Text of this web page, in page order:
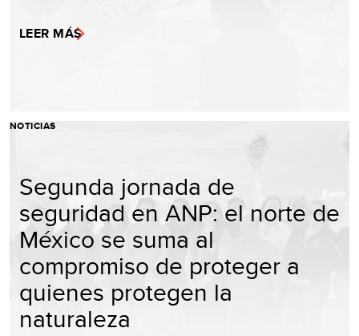
LEER MÁS
NOTICIAS
Segunda jornada de
seguridad en ANP: el norte de
México se suma al
compromiso de proteger a
quienes protegen la
naturaleza